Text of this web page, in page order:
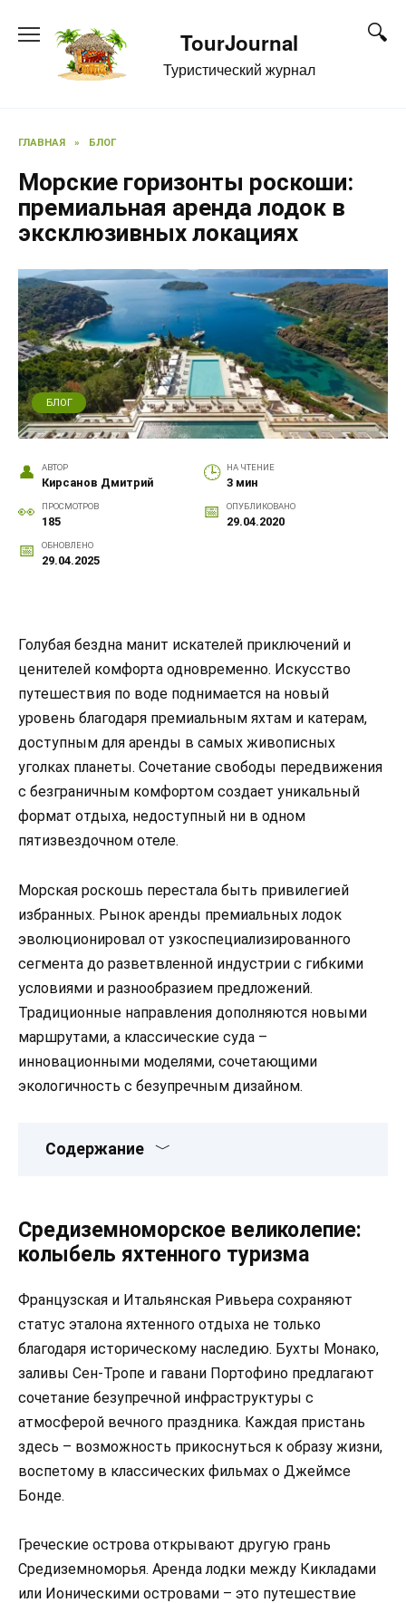
содержанию
TourJournal
Туристический журнал
ГЛАВНАЯ » БЛОГ
Морские горизонты роскоши:
премиальная аренда лодок в
эксклюзивных локациях
БЛОГ
АВТОР
Кирсанов Дмитрий
НА ЧТЕНИЕ
3 мин
ПРОСМОТРОВ
185
ОПУБЛИКОВАНО
29.04.2020
ОБНОВЛЕНО
29.04.2025
Голубая бездна манит искателей приключений и
ценителей комфорта одновременно. Искусство
путешествия по воде поднимается на новый
уровень благодаря премиальным яхтам и катерам,
доступным для аренды в самых живописных
уголках планеты. Сочетание свободы передвижения
с безграничным комфортом создает уникальный
формат отдыха, недоступный ни в одном
пятизвездочном отеле.
Морская роскошь перестала быть привилегией
избранных. Рынок аренды премиальных лодок
эволюционировал от узкоспециализированного
сегмента до разветвленной индустрии с гибкими
условиями и разнообразием предложений.
Традиционные направления дополняются новыми
маршрутами, а классические суда –
инновационными моделями, сочетающими
экологичность с безупречным дизайном.
Содержание
Средиземноморское великолепие:
колыбель яхтенного туризма
Французская и Итальянская Ривьера сохраняют
статус эталона яхтенного отдыха не только
благодаря историческому наследию. Бухты Монако,
заливы Сен-Тропе и гавани Портофино предлагают
сочетание безупречной инфраструктуры с
атмосферой вечного праздника. Каждая пристань
здесь – возможность прикоснуться к образу жизни,
воспетому в классических фильмах о Джеймсе
Бонде.
Греческие острова открывают другую грань
Средиземноморья. Аренда лодки между Кикладами
или Ионическими островами – это путешествие